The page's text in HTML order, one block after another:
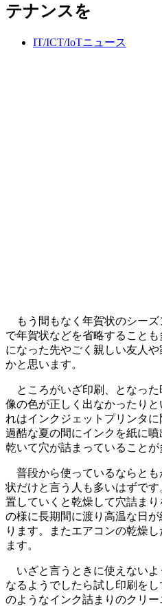
テナンスを
IT/ICT/IoTニュース
もう間もなく年賀状のシーズ
で年賀状などを省略すること
になった先やごく親しい友人
かと思います。
ところがいざ印刷、となった
像の色が正しく出なかったり
れはインクジェットプリンタに
過酷な夏の間にインクを紙に
乾いて穴が詰まっていることが
普段から使っているならとも
状だけと言う人も多いはずで
置していくと乾燥して穴詰ま
の様に長期間に渡り高温な日
ります。またエアコンの乾燥
ます。
いざと言うときに使えないよ
なるようでしたら試し印刷を
のようなインク詰まりのクリー